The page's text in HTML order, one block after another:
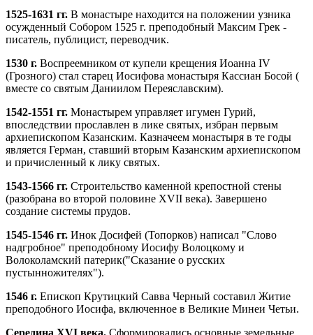
1525-1631 гг. В монастыре находится на положении узника
осужденный Собором 1525 г. преподобный Максим Грек -
писатель, публицист, переводчик.
1530 г. Воспреемником от купели крещения Иоанна IV
(Грозного) стал старец Иосифова монастыря Кассиан Босой (
вместе со святым Даниилом Переяславским).
1542-1551 гг. Монастырем управляет игумен Гурий,
впоследствии прославлен в лике святых, избран первым
архиепископом Казанским. Казначеем монастыря в те годы
является Герман, ставший вторым Казанским архиепископом
и причисленный к лику святых.
1543-1566 гг. Строительство каменной крепостной стены
(разобрана во второй половине XVII века). Завершено
создание системы прудов.
1545-1546 гг. Инок Досифей (Топорков) написал "Слово
надгробное" преподобному Иосифу Волоцкому и
Волоколамский патерик("Сказание о русских
пустынножителях").
1546 г. Епископ Крутицкий Савва Черный составил Житие
преподобного Иосифа, включенное в Великие Минеи Четьи.
Середина XVI века. Сформировались основные земельные